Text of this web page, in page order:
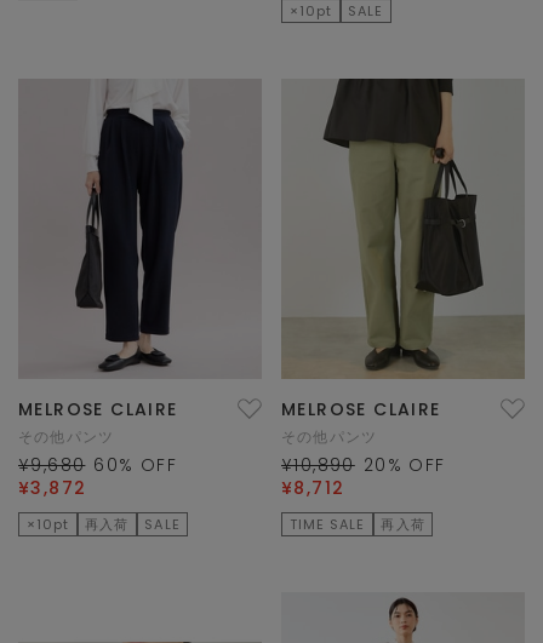
×10pt SALE
MELROSE CLAIRE
その他パンツ
¥9,680 60% OFF
¥3,872
×10pt 再入荷 SALE
MELROSE CLAIRE
その他パンツ
¥10,890 20 % OFF
¥8,712
TIME SALE 再入荷